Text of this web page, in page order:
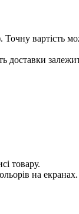
вартість
товару.
на екранах.